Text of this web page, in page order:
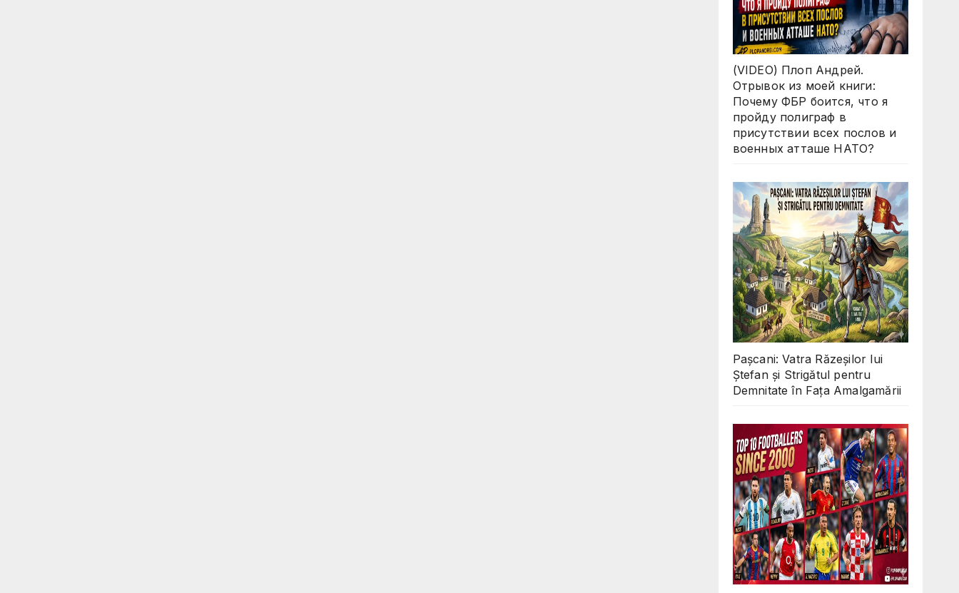
(VIDEO) Плоп Андрей.
Отрывок из моей книги:
Почему ФБР боится, что я
пройду полиграф в
присутствии всех послов и
военных атташе НАТО?
Pașcani: Vatra Răzeșilor lui
Ștefan și Strigătul pentru
Demnitate în Fața Amalgamării